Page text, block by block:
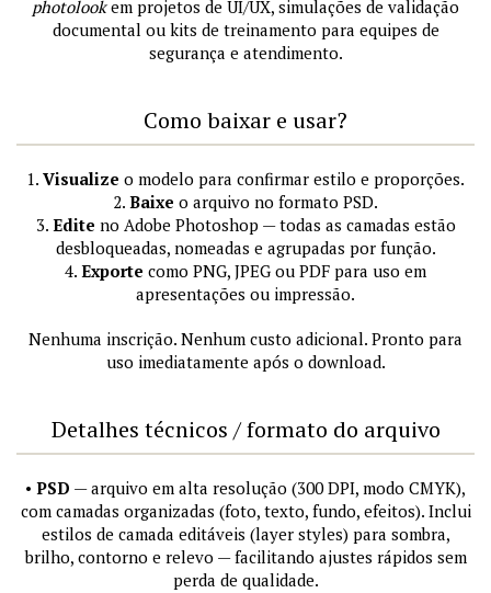
photolookem projetos de UI/UX, simulações de validação
documental ou kits de treinamento para equipes de
segurança e atendimento.
Como baixar e usar?
1. Visualize o modelo para confirmar estilo e proporções.
2. Baixe o arquivo no formato PSD.
3. Edite no Adobe Photoshop — todas as camadas estão
desbloqueadas, nomeadas e agrupadas por função.
4. Exporte como PNG, JPEG ou PDF para uso em
apresentações ou impressão.
Nenhuma inscrição. Nenhum custo adicional. Pronto para
uso imediatamente após o download.
Detalhes técnicos / formato do arquivo
• PSD — arquivo em alta resolução (300 DPI, modo CMYK),
com camadas organizadas (foto, texto, fundo, efeitos). Inclui
estilos de camada editáveis (layer styles) para sombra,
brilho, contorno e relevo — facilitando ajustes rápidos sem
perda de qualidade.